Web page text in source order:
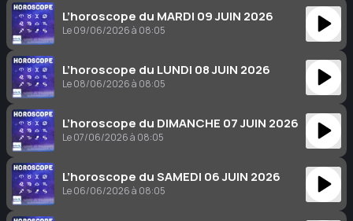
L’horoscope du MARDI 09 JUIN 2026
Le 09/06/2026 à 08:05
L’horoscope du LUNDI 08 JUIN 2026
Le 08/06/2026 à 08:05
L’horoscope du DIMANCHE 07 JUIN 2026
Le 07/06/2026 à 08:05
L’horoscope du SAMEDI 06 JUIN 2026
Le 06/06/2026 à 08:05